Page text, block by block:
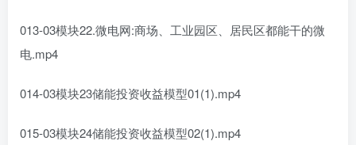
013-03模块22.微电网:商场、工业园区、居民区都能干的微
电.mp4
014-03模块23储能投资收益模型01(1).mp4
015-03模块24储能投资收益模型02(1).mp4